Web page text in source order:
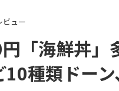
ビュー
円「海鮮丼
種類ドーン